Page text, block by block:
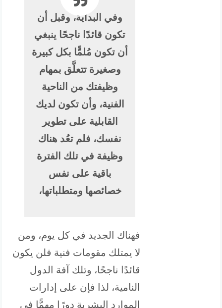
وفي البداية، وقبل أن
تكون قائدًا ناجحًا ينبغي
أن تكون مُلمًّا بكل كبيرة
وصغيرة تتعلَّق بمهام
وظيفتك من الناحية
الفنية، وأن تكون لديك
القابلية على تطوير
نفسك، فلم تعُد هناك
وظيفة في تلك الفترة
باقية على نفس
خصائصها ومتطلباتها،
فهناك الجديد في كل يوم، ومن
لا يمتلك مقومات فنية فلن يكون
قائدًا ناجحًا، وتلك آفة الدول
النامية، لذا فإن على إدارات
الموارد البشرية دورًا مهمًّا في